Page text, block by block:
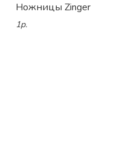
Ножницы Zinger
1р.